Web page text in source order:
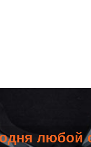
любой